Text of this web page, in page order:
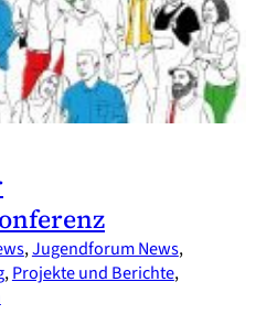
, Jugendforum News,
, Projekte und Berichte,